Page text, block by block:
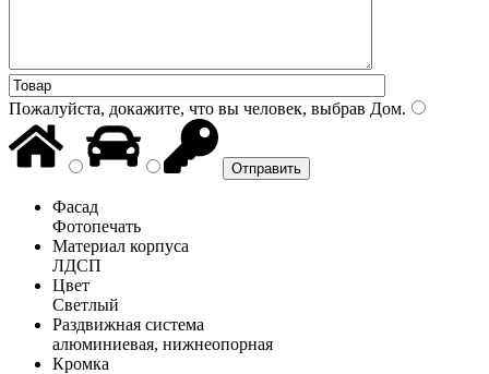
Пожалуйста, докажите, что вы человек, выбрав Дом.
Фасад
Фотопечать
Материал корпуса
ЛДСП
Цвет
Светлый
Раздвижная система
алюминиевая, нижнеопорная
Кромка